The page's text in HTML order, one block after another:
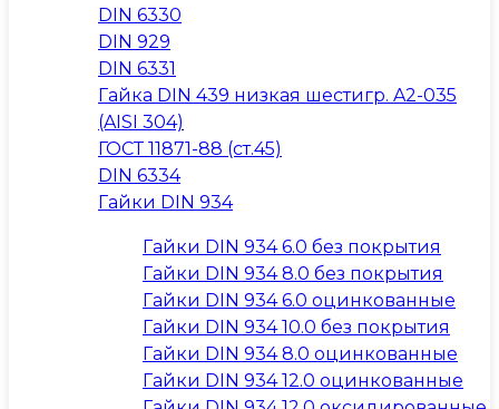
DIN 6330
DIN 929
DIN 6331
Гайка DIN 439 низкая шестигр. A2-035
(AISI 304)
ГОСТ 11871-88 (ст.45)
DIN 6334
Гайки DIN 934
Гайки DIN 934 6.0 без покрытия
Гайки DIN 934 8.0 без покрытия
Гайки DIN 934 6.0 оцинкованные
Гайки DIN 934 10.0 без покрытия
Гайки DIN 934 8.0 оцинкованные
Гайки DIN 934 12.0 оцинкованные